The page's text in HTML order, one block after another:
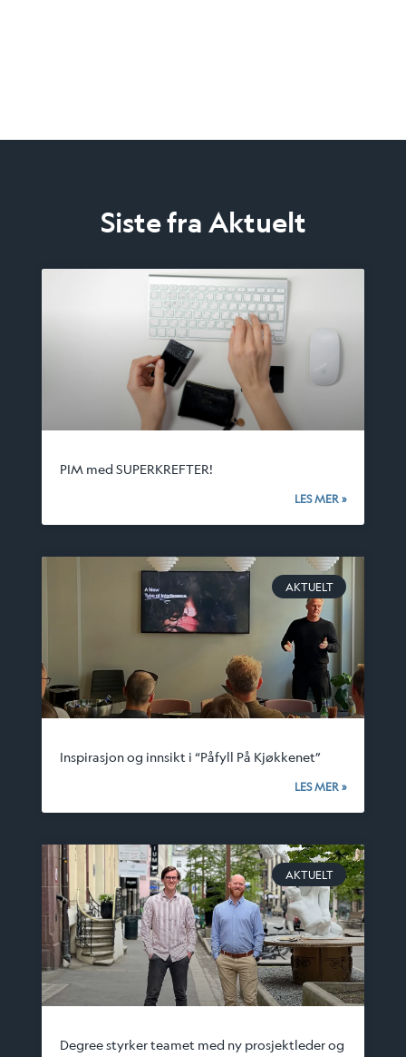
Siste fra Aktuelt
PIM med SUPERKREFTER!
LES MER »
AKTUELT
Inspirasjon og innsikt i “Påfyll På Kjøkkenet”
LES MER »
AKTUELT
Degree styrker teamet med ny prosjektleder og